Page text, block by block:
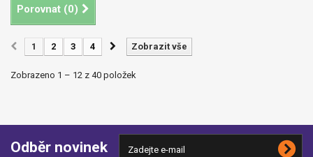
Porovnat (0)
Zobrazit vše
1 2 3 4
Zobrazeno 1 – 12 z 40 položek
Odběr novinek